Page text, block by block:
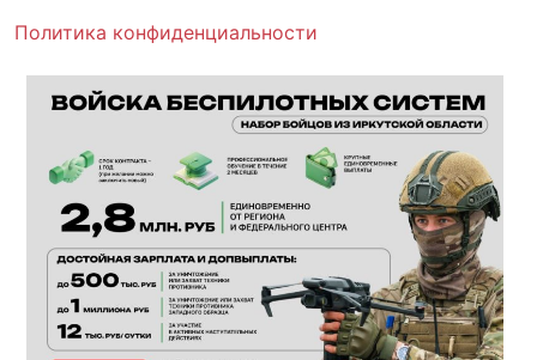
Политика конфиденциальности